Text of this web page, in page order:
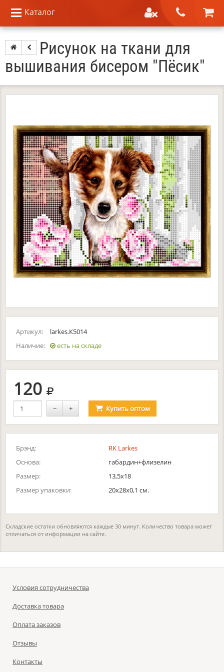
Каталог
Рисунок на ткани для
вышивания бисером "Пёсик"
Артикул:
larkes.К5014
Наличие:
есть на складе
120 руб.
− + Купитьоптом
Брэнд:
RK Larkes
Основа:
габардин+флизелин
Размер:
13,5х18
Размер упаковки:
20x28x0,1 см.
Складские остатки обновляются каждые 30 минут. Количество товара может
отличаться от информации на сайте.
Условия сотрудничества
Доставка товара
Оплата заказов
Отзывы
Контакты